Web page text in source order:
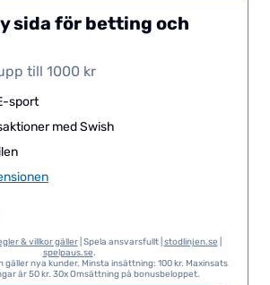
sida för betting och
till 1000 kr
sport
med Swish
& villkor gäller| Spela ansvarsfullt | stodlinjen.se
spelpaus.se.
nya kunder. Minsta insättning: 100 kr. Maxinsats
är 50 kr. 30x Omsättning på bonusbeloppet.